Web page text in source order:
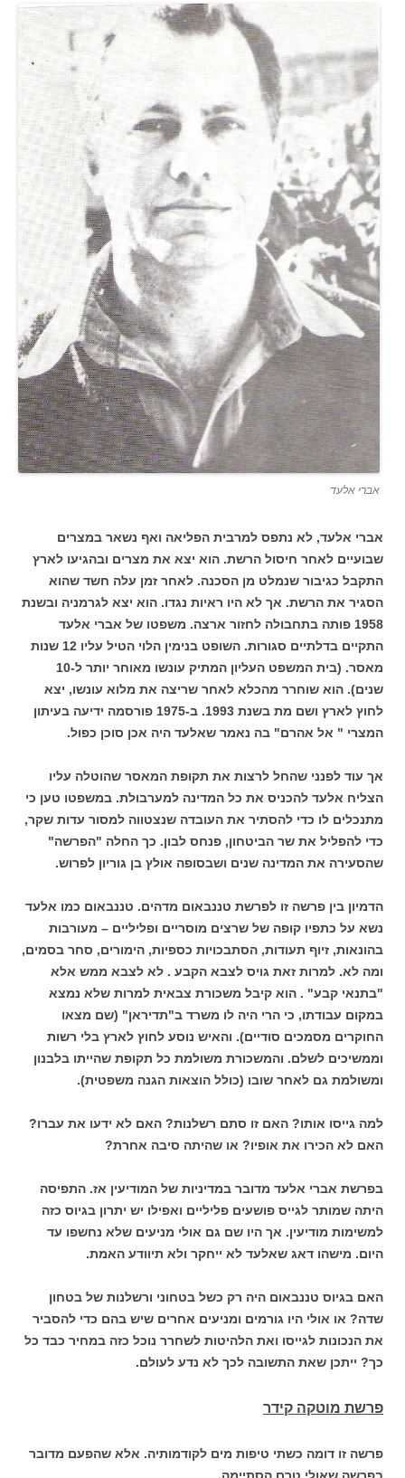
אברי אלעד
אברי אלעד, לא נתפס למרבית הפליאה ואף נשאר במצרים
שבועיים לאחר חיסול הרשת. הוא יצא את מצרים ובהגיעו לארץ
התקבל כגיבור שנמלט מן הסכנה. לאחר זמן עלה חשד שהוא
הסגיר את הרשת. אך לא היו ראיות נגדו. הוא יצא לגרמניה ובשנת
1958 פותה בתחבולה לחזור ארצה. משפטו של אברי אלעד
התקיים בדלתיים סגורות. השופט בנימין הלוי הטיל עליו 12 שנות
מאסר. (בית המשפט העליון המתיק עונשו מאוחר יותר ל-10
שנים). הוא שוחרר מהכלא לאחר שריצה את מלוא עונשו, יצא
לחוץ לארץ ושם מת בשנת 1993. ב-1975 פורסמה ידיעה בעיתון
המצרי " אל אהרם" בה נאמר שאלעד היה אכן סוכן כפול.
אך עוד לפנני שהחל לרצות את תקופת המאסר שהוטלה עליו
הצליח אלעד להכניס את כל המדינה למערבולת. במשפטו טען כי
מתנכלים לו כדי להסתיר את העובדה שנצטווה למסור עדות שקר,
כדי להפליל את שר הביטחון, פנחס לבון. כך החלה "הפרשה"
שהסעירה את המדינה שנים ושבסופה אולץ בן גוריון לפרוש.
הדמיון בין פרשה זו לפרשת טננבאום מדהים. טננבאום כמו אלעד
נשא על כתפיו קופה של שרצים מוסריים ופליליים – מעורבות
בהונאות, זיוף תעודות, הסתבכויות כספיות, הימורים, סחר בסמים,
ומה לא. למרות זאת גויס לצבא הקבע . לא לצבא ממש אלא
"בתנאי קבע" . הוא קיבל משכורת צבאית למרות שלא נמצא
במקום עבודתו, כי הרי היה לו משרד ב"תדיראן" (שם מצאו
החוקרים מסמכים סודיים). והאיש נוסע לחוץ לארץ בלי רשות
וממשיכים לשלם. והמשכורת משולמת כל תקופת שהייתו בלבנון
ומשולמת גם לאחר שובו (כולל הוצאות הגנה משפטית).
למה גייסו אותו? האם זו סתם רשלנות? האם לא ידעו את עברו?
האם לא הכירו את אופיו? או שהיתה סיבה אחרת?
בפרשת אברי אלעד מדובר במדיניות של המודיעין אז. התפיסה
היתה שמותר לגייס פושעים פליליים ואפילו יש יתרון בגיוס כזה
למשימות מודיעין. אך היו שם גם אולי מניעים שלא נחשפו עד
היום. מישהו דאג שאלעד לא ייחקר ולא תיוודע האמת.
האם בגיוס טננבאום היה רק כשל בטחוני ורשלנות של בטחון
שדה? או אולי היו גורמים ומניעים אחרים שיש בהם כדי להסביר
את הנכונות לגייסו ואת הלהיטות לשחרר נוכל כזה במחיר כבד כל
כך? ייתכן שאת התשובה לכך לא נדע לעולם.
פרשת מוטקה קידר
פרשה זו דומה כשתי טיפות מים לקודמותיה. אלא שהפעם מדובר